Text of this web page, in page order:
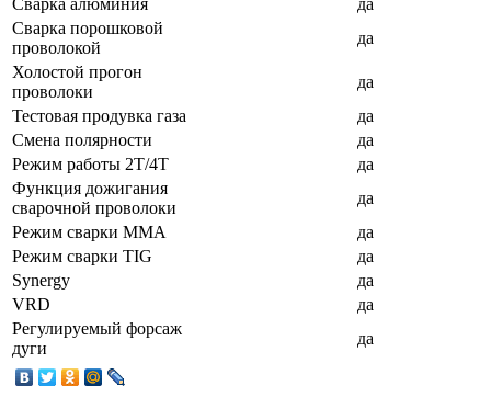
Сварка алюминия
да
Сварка порошковой
проволокой
да
Холостой прогон
проволоки
да
Тестовая продувка газа
да
Смена полярности
да
Режим работы 2Т/4Т
да
Функция дожигания
сварочной проволоки
да
Режим сварки ММА
да
Режим сварки TIG
да
Synergy
да
VRD
да
Регулируемый форсаж
дуги
да